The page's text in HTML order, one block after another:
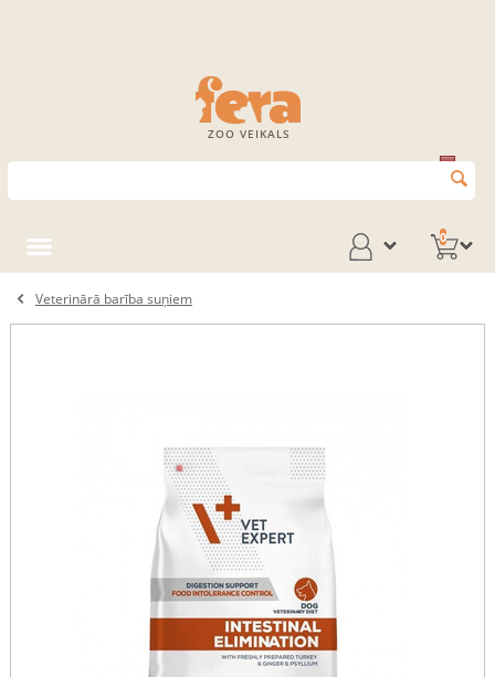
ZOO VEIKALS
0
Veterinārā barība suņiem